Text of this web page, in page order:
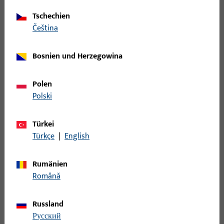
Wechselstift
B-78410-0C-0-1 | Wechselstift | Wechselstift
Wechselstift
B-78410-0E-0-1 | Wechselstift | Wechselstift
VK8 L95
Wechselstift
B-78410-0I-0-1 | Wechselstift | Wechselstift
Tschechien
čeština
Bosnien und Herzegowina
Polen
Polski
Türkei
Türkçe | English
Rumänien
Română
Russland
русский